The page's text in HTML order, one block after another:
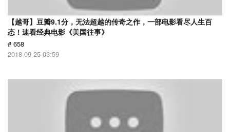
【越哥】豆瓣9.1分，无法超越的传奇之作，一部电影看尽人生百
态！速看经典电影《美国往事》
# 658
2018-09-25 03:59